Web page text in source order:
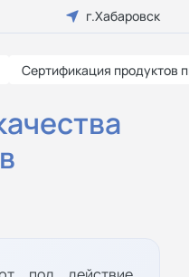
г.Хабаровск
Сертификация продуктов